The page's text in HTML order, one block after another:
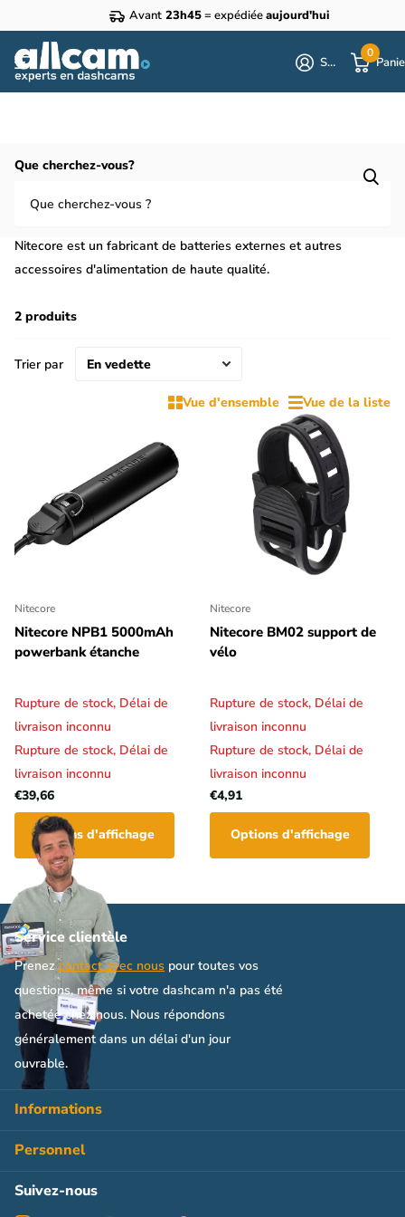
Avant 23h45= expédiéeaujourd'hui
Que cherchez-vous?
S'identifier
0
Homepage Nitecore
Acheter une batterie externe Nitecore
pour votre dashcam ?
Nitecore est un fabricant de batteries externes et autres
accessoires d'alimentation de haute qualité.
2 produits
Vue d'ensemble Vue de la liste
Trier par
Nitecore
Nitecore NPB1 5000mAh
powerbank étanche
Rupture de stock, Délai de
livraison inconnu
Rupture de stock, Délai de
livraison inconnu
€39,66
Options d'affichage
Nitecore
Nitecore BM02 support de
vélo
Rupture de stock, Délai de
livraison inconnu
Rupture de stock, Délai de
livraison inconnu
€4,91
Options d'affichage
Service clientèle
Prenezcontact avec nous pour toutes vos
questions, même si votre dashcam n'a pas été
achetée chez nous. Nous répondons
généralement dans un délai d'un jour
ouvrable.
Informations
Personnel
Suivez-nous